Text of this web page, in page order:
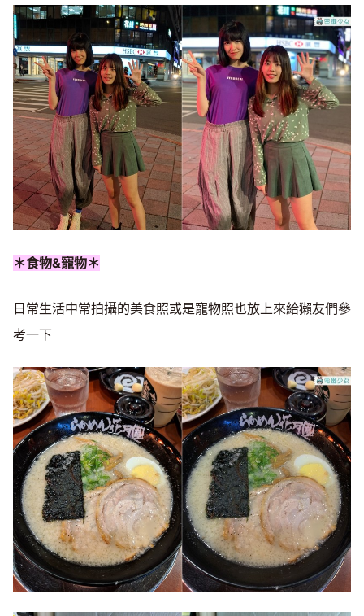
＊食物&寵物＊
日常生活中常拍攝的美食照或是寵物照也放上來給獺友們參
考一下